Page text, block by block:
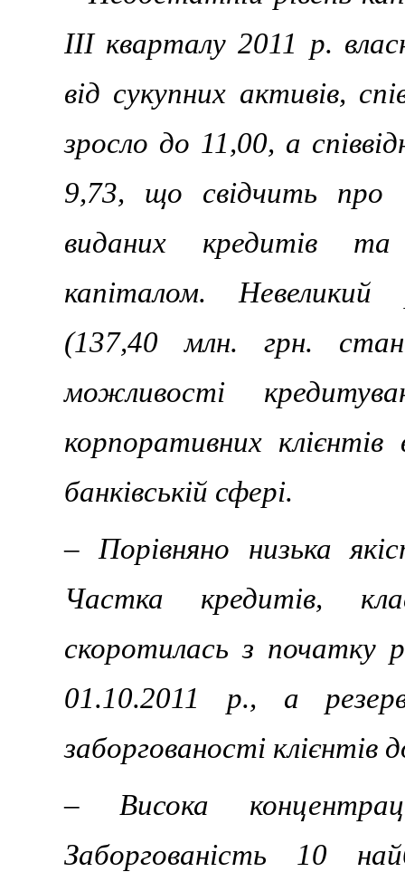
ІІІ кварталу 2011 р.
від сукупних активів,
зросло до 11,00, а
9,73, що свідчить про
виданих кредитів та
капіталом. Невеликий
(137,40 млн. грн.
можливості
корпоративних
банківській сфері.
– Порівняно низька
Частка кредитів,
скоротилась з початку
01.10.2011 р., а
заборгованості клієнтів
– Висока
Заборгованість 10